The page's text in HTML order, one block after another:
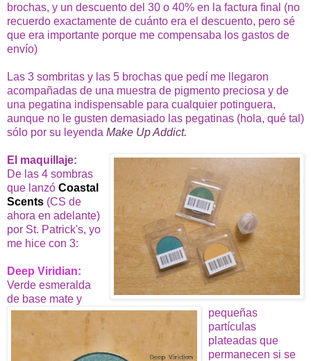
brochas, y un descuento del 30 o 40% en la factura final (no
recuerdo exactamente de cuánto era el descuento, pero sé
que era importante porque me compensaba los gastos de
envío)
Las 3 sombritas y las 5 brochas que pedí me llegaron
acompañadas de una muestra de pigmento preciosa y de
una pegatina indispensable para cualquier potinguera,
aunque no le gusten demasiado las pegatinas (hola, qué tal)
sólo por su leyenda Make Up Addict.
El maquillaje:
De las 4 sombras
que lanzó Coastal
Scents (CS de
ahora en adelante)
por St. Patrick's, yo
me hice con 3:
Deep Viridian:
Verde esmeralda
de base mate y
pequeñas
partículas
plateadas que
permanecen si se